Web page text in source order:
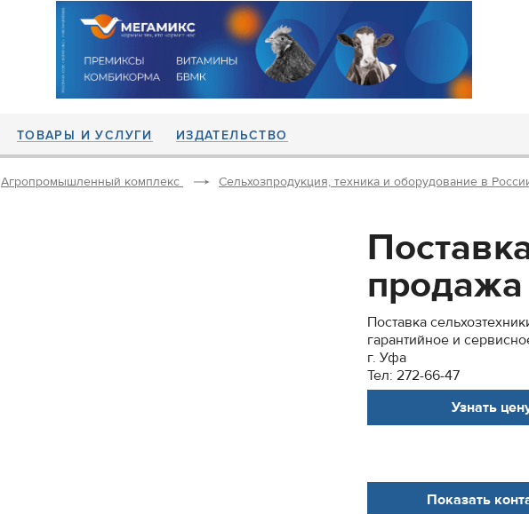
ТОВАРЫ И УСЛУГИ ИЗДАТЕЛЬСТВО
Агропромышленный комплекс Сельхозпродукция, техника и оборудование в
продажа
Поставка
гарантийное и
г. Уфа
Тел: 272-66-47
Узнать
Показать